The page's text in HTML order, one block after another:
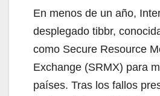
En menos de un año,
desplegado tibbr,
como Secure Resource
Exchange (SRMX) para
países. Tras los fallos